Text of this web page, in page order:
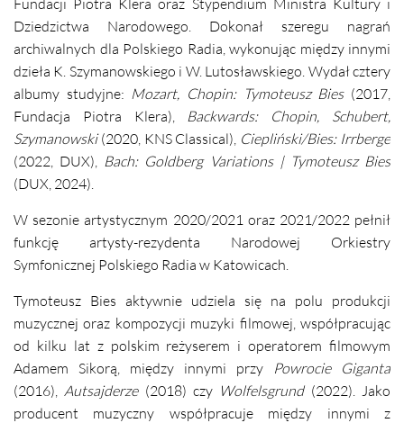
Dziedzictwa Narodowego. Dokonał szeregu nagrań
archiwalnych dla Polskiego Radia, wykonując między innymi
dzieła K. Szymanowskiego i W. Lutosławskiego. Wydał cztery
albumy studyjne: Mozart, Chopin: Tymoteusz Bies (2017,
Fundacja Piotra Klera), Backwards: Chopin, Schubert,
Szymanowski(2020, KNS Classical), Ciepliński/Bies: Irrberge
(2022, DUX), Bach: Goldberg Variations | Tymoteusz Bies
(DUX, 2024).
W sezonie artystycznym 2020/2021 oraz 2021/2022 pełnił
funkcję artysty-rezydenta Narodowej Orkiestry
Symfonicznej Polskiego Radia w Katowicach.
Tymoteusz Bies aktywnie udziela się na polu produkcji
muzycznej oraz kompozycji muzyki filmowej, współpracując
od kilku lat z polskim reżyserem i operatorem filmowym
Adamem Sikorą, między innymi przy Powrocie Giganta
(2016), Autsajderze (2018) czy Wolfelsgrund (2022). Jako
producent muzyczny współpracuje między innymi z